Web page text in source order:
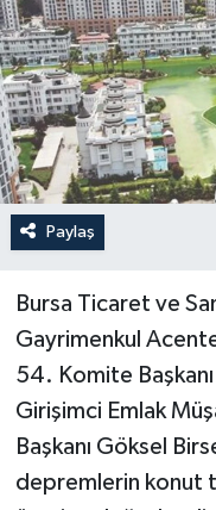
Paylaş
Bursa Ticaret ve
Gayrimenkul
54. Komite
Girişimci Emlak
Başkanı Göksel
depremlerin konut